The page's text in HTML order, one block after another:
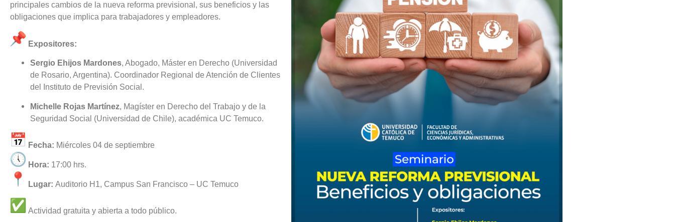
principales cambios de la nueva reforma previsional, sus beneficios y las
obligaciones que implica para trabajadores y empleadores.
Expositores:
Sergio Ehijos Mardones, Abogado, Máster en Derecho (Universidad
de Rosario, Argentina). Coordinador Regional de Atención de Clientes
del Instituto de Previsión Social.
Michelle Rojas Martínez, Magíster en Derecho del Trabajo y de la
Seguridad Social (Universidad de Chile), académica UC Temuco.
Fecha: Miércoles 04 de septiembre
Hora: 17:00 hrs.
Lugar: Auditorio H1, Campus San Francisco – UC Temuco
Actividad gratuita y abierta a todo público.